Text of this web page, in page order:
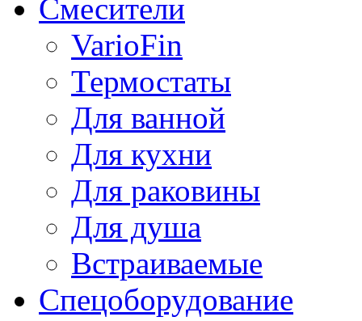
Смесители
VarioFin
Термостаты
Для ванной
Для кухни
Для раковины
Для душа
Встраиваемые
Спецоборудование